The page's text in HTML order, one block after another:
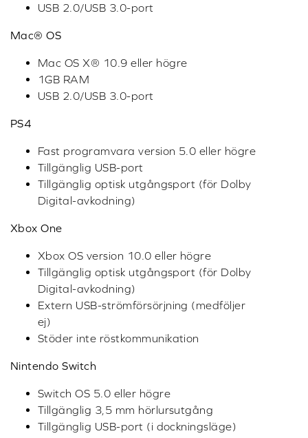
Spel
SYSTEMKRAV
Windows® OS
AMD®-processor
Intel, AMD eller 100 % kompatibelt
moderkort
Microsoft® Windows 10 32/64-bitars,
1GB RAM
> 600 MB ledigt hårddiskutrymme
USB 2.0/USB 3.0-port
Mac® OS
Mac OS X® 10.9 eller högre
1GB RAM
Fast programvara version 5.0 eller högre
Tillgänglig USB-port